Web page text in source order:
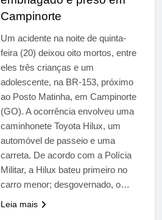
Campinorte
Um acidente na noite de quinta-
feira (20) deixou oito mortos, entre
eles três crianças e um
adolescente, na BR-153, próximo
ao Posto Matinha, em Campinorte
(GO). A ocorrência envolveu uma
caminhonete Toyota Hilux, um
automóvel de passeio e uma
carreta. De acordo com a Polícia
Militar, a Hilux bateu primeiro no
carro menor; desgovernado, o…
Leia mais